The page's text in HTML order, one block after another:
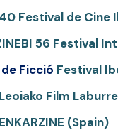
40 Festival de Cine
56 Festival
Ficció Festival
Leoiako Film
ENKARZINE (Spain)